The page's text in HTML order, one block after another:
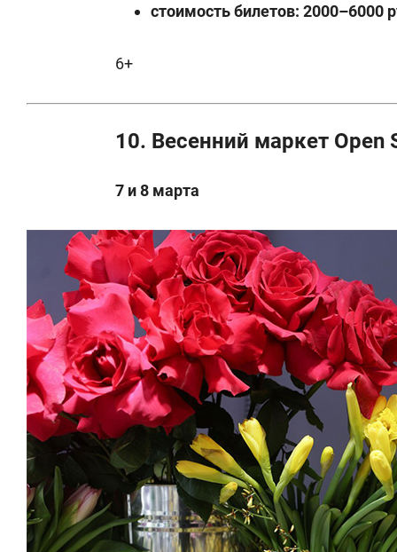
стоимость билетов: 2000–6000
6+
10. Весенний маркет Open
7 и 8 марта